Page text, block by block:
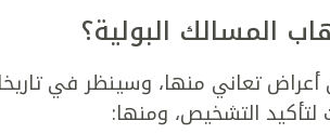
المسالك البولية؟
تعاني منها، وسينظر في
التشخيص، ومنها: